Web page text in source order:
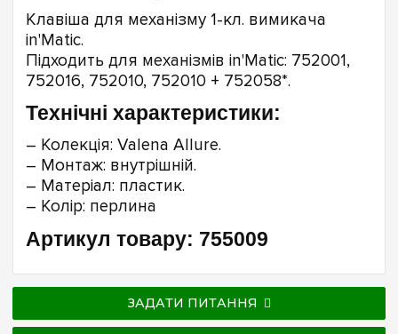
Клавіша для механізму 1-кл. вимикача
in'Matic.
Підходить для механізмів in'Matic: 752001,
752016, 752010, 752010 + 752058*.
Технічні характеристики:
– Колекція: Valena Allure.
– Монтаж: внутрішній.
– Матеріал: пластик.
– Колір: перлина
Артикул товару: 755009
ЗАДАТИ ПИТАННЯ